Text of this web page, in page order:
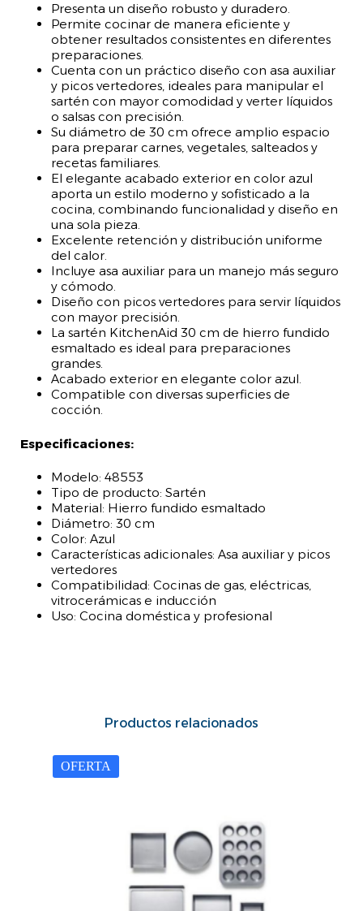
Presenta un diseño robusto y duradero.
Permite cocinar de manera eficiente y
obtener resultados consistentes en diferentes
preparaciones.
Cuenta con un práctico diseño con asa auxiliar
y picos vertedores, ideales para manipular el
sartén con mayor comodidad y verter líquidos
o salsas con precisión.
Su diámetro de 30 cm ofrece amplio espacio
para preparar carnes, vegetales, salteados y
recetas familiares.
El elegante acabado exterior en color azul
aporta un estilo moderno y sofisticado a la
cocina, combinando funcionalidad y diseño en
una sola pieza.
Excelente retención y distribución uniforme
del calor.
Incluye asa auxiliar para un manejo más seguro
y cómodo.
Diseño con picos vertedores para servir líquidos
con mayor precisión.
La sartén KitchenAid 30 cm de hierro fundido
esmaltado es ideal para preparaciones
grandes.
Acabado exterior en elegante color azul.
Compatible con diversas superficies de
cocción.
Especificaciones:
Modelo: 48553
Tipo de producto: Sartén
Material: Hierro fundido esmaltado
Diámetro: 30 cm
Color: Azul
Características adicionales: Asa auxiliar y picos
vertedores
Compatibilidad: Cocinas de gas, eléctricas,
vitrocerámicas e inducción
Uso: Cocina doméstica y profesional
Productos relacionados
OFERTA